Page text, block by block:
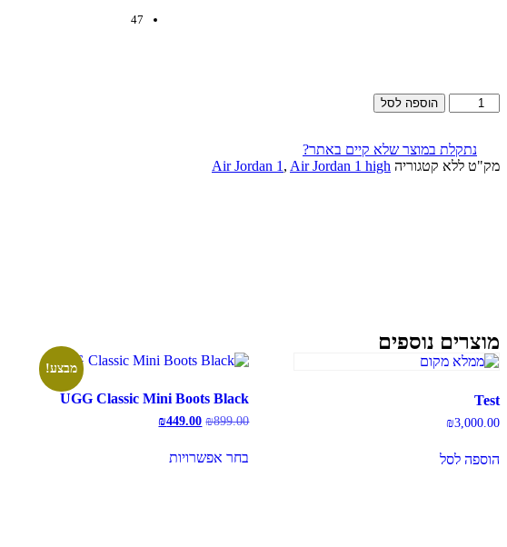
47
כמות
של
Retro
הוספה לסל
נתקלת במוצר שלא קיים באתר?
מק"ט ללא קטגוריה Air Jordan 1 , Air Jordan 1 high
מוצרים נוספים
Test
₪3,000.00
הוספה לסל
מבצע!
UGG Classic Mini Boots Black
₪899.00
המחיר
₪899.00.
₪449.00 המחיר
בחר אפשרויותזה